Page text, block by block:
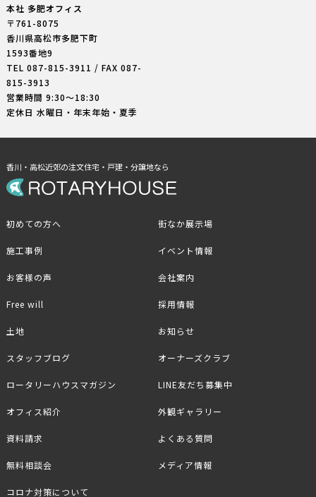
本社 多肥オフィス
〒761-8075
香川県高松市多肥下町
1593番地9
TEL 087-815-3911 / FAX 087-
815-3913
営業時間 9:30〜18:30
定休日 水曜日・年末年始・夏季
香川・高松近郊の注文住宅・戸建・分譲地なら
初めての方へ
施工事例
お客様の声
Free will
土地
街なか展示場
イベント情報
会社案内
採用情報
お知らせ
スタッフブログ
ロータリーハウスマガジン
オフィス紹介
資料請求
無料相談会
オーナーズクラブ
LINE友だち募集中
外観ギャラリー
よくある質問
メディア情報
コロナ対策について